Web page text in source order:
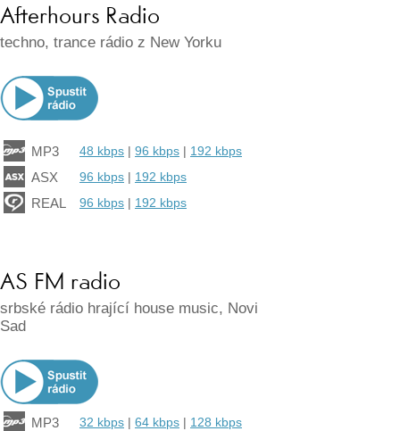
Afterhours Radio
techno, trance rádio z New Yorku
MP3 48 kbps | 96 kbps | 192 kbps
ASX 96 kbps | 192 kbps
REAL 96 kbps | 192 kbps
AS FM radio
srbské rádio hrající house music, Novi
Sad
MP3 32 kbps | 64 kbps | 128 kbps